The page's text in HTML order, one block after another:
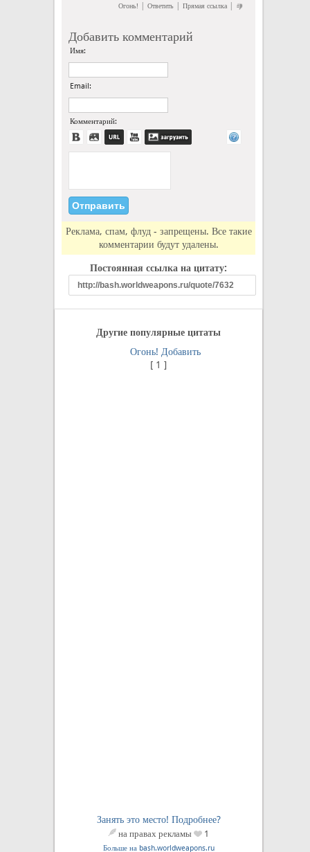
Огонь! Ответить Прямая ссылка
Добавить комментарий
Имя:
Email:
Комментарий:
Реклама, спам, флуд - запрещены. Все такие
комментарии будут удалены.
Постоянная ссылка на цитату:
Другие популярные цитаты
Огонь! Добавить
[ 1 ]
Занять это место! Подробнее?
на правах рекламы 1
Больше на bash.worldweapons.ru